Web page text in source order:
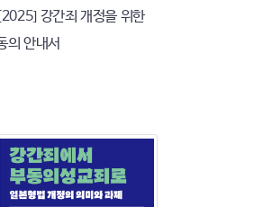
[2025] 강간죄 개정을 위한
의 안내서